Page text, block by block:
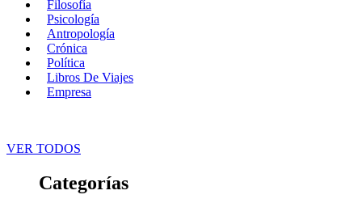
Filosofía
Psicología
Antropología
Crónica
Política
Libros De Viajes
Empresa
VER TODOS
Categorías